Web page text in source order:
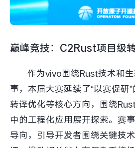
巅峰竞技：C2Rust项目级
作为vivo围绕Rust技术和
事，本届大赛延续了“以赛促研
转译优化等核心方向，围绕
中的工程化应用展开探索。赛
导向，引导开发者围绕关键技